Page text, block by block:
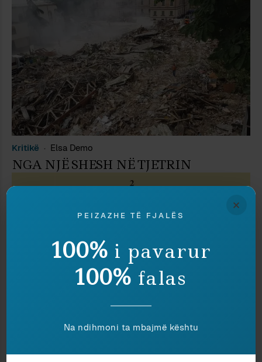
Kritikë Elsa Demo
NGA NJË SHESH NË TJETRIN
Autor i ftuar
A ËSHTË I SIGURT ARTISTI BRENDA
×
PEIZAZHE TË FJALËS
100% i pavarur
100% falas
Na ndihmoni ta mbajmë kështu